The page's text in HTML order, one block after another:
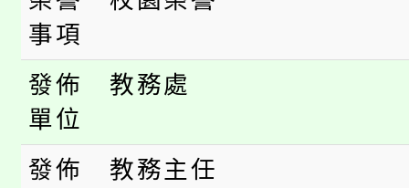
代理(課)教師甄選結果(
轉知中國文化大學推廣
《TA101》溝通分析基
程，歡迎學生輔導中心
心理、諮商輔導、社會
事項
發佈
單位
教務處
發佈
教務主任